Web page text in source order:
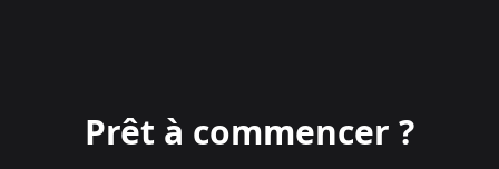
Prêt à commencer ?